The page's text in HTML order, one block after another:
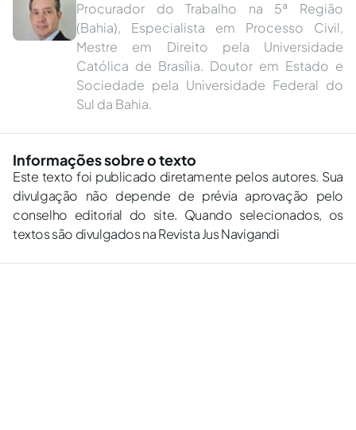
Procurador do Trabalho na 5ª Região
(Bahia), Especialista em Processo Civil,
Mestre em Direito pela Universidade
Católica de Brasília. Doutor em Estado e
Sociedade pela Universidade Federal do
Sul da Bahia.
Informações sobre o texto
Este texto foi publicado diretamente pelos autores. Sua
divulgação não depende de prévia aprovação pelo
conselho editorial do site. Quando selecionados, os
textos são divulgados na Revista Jus Navigandi